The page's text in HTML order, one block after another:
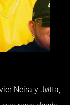
Neira y Jøtta,